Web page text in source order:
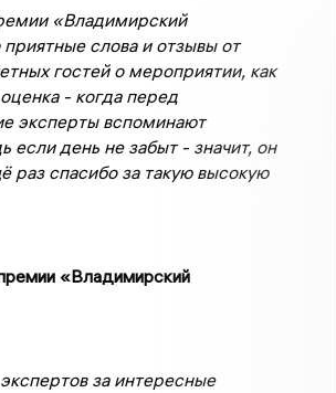
«Владимирский
слова и отзывы от
гостей о мероприятии, как
- когда перед
эксперты вспоминают
день не забыт - значит, он
раз спасибо за такую высокую
«Владимирский
за интересные